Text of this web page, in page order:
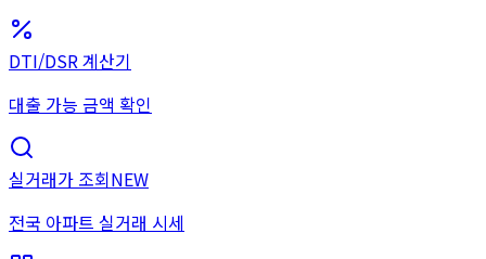
DTI/DSR 계산기
대출 가능 금액 확인
실거래가 조회NEW
전국 아파트 실거래 시세